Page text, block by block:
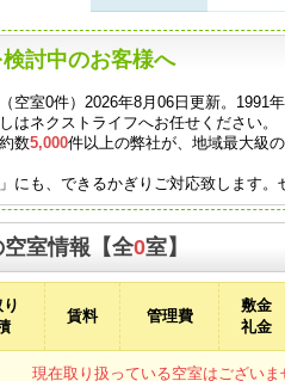
討中のお客様へ
空室0件）2026年8月06日更新。1991
はネクストライフへお任せください。
数5,000件以上の弊社が、地域最大級
」にも、できるかぎりご対応致します
室情報【全0室】
り
賃料 管理費
敷金
礼金
現在取り扱っている空室はございま